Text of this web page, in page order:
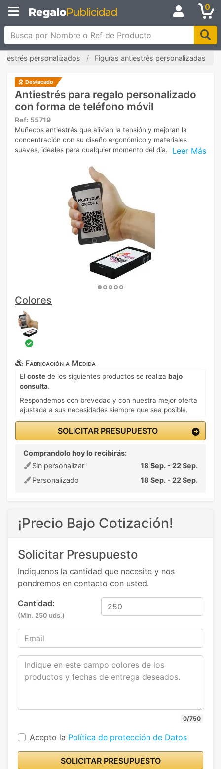
0
Busca por Nombre o Ref de Producto
personalizados Figuras antiestrés personalizadas
Destacado
Antiestrés para regalo personalizado
con forma de teléfono móvil
Ref: 55719
Leer Más
Muñecos antiestrés que alivian la tensión y mejoran la
concentración con su diseño ergonómico y materiales
suaves, ideales para cualquier momento del día.
Colores
Fabricación a Medida
El coste de los siguientes productos se realiza bajo
consulta.
Respondemos con brevedad y con nuestra mejor oferta
ajustada a sus necesidades siempre que sea posible.
SOLICITAR PRESUPUESTO
Comprandolo hoy lo recibirás:
Sin personalizar
18 Sep. - 22 Sep.
Personalizado
18 Sep. - 22 Sep.
¡Precio Bajo Cotización!
Solicitar Presupuesto
Indiquenos la cantidad que necesite y nos
pondremos en contacto con usted.
Cantidad:
(Min. 250 uds.)
0/750
Acepto la Política de protección de Datos
SOLICITAR PRESUPUESTO